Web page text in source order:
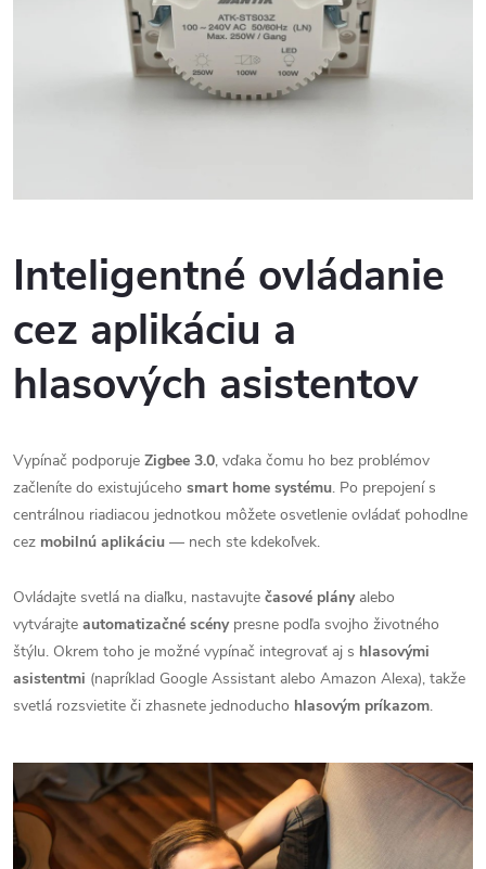
Inteligentné ovládanie
cez aplikáciu a
hlasových asistentov
Vypínač podporuje Zigbee 3.0, vďaka čomu ho bez problémov
začleníte do existujúceho smart home systému. Po prepojení s
centrálnou riadiacou jednotkou môžete osvetlenie ovládať pohodlne
cez mobilnú aplikáciu — nech ste kdekoľvek.
Ovládajte svetlá na diaľku, nastavujte časové plány alebo
vytvárajte automatizačné scény presne podľa svojho životného
štýlu. Okrem toho je možné vypínač integrovať aj s hlasovými
asistentmi (napríklad Google Assistant alebo Amazon Alexa), takže
svetlá rozsvietite či zhasnete jednoducho hlasovým príkazom.